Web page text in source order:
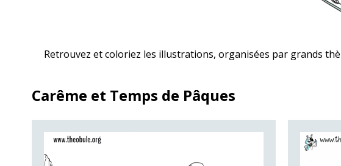
Retrouvez et coloriez les illustrations, organisées par grands
Carême et Temps de Pâques